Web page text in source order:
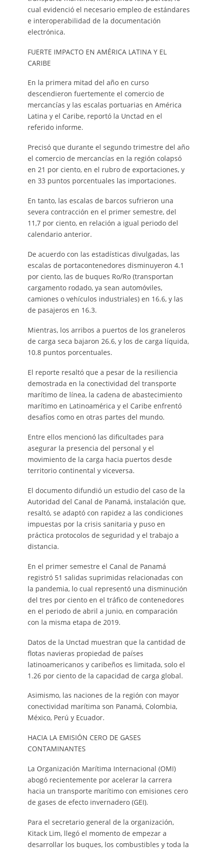
cual evidenció el necesario empleo de estándares
e interoperabilidad de la documentación
electrónica.
FUERTE IMPACTO EN AMÉRICA LATINA Y EL
CARIBE
En la primera mitad del año en curso
descendieron fuertemente el comercio de
mercancías y las escalas portuarias en América
Latina y el Caribe, reportó la Unctad en el
referido informe.
Precisó que durante el segundo trimestre del año
el comercio de mercancías en la región colapsó
en 21 por ciento, en el rubro de exportaciones, y
en 33 puntos porcentuales las importaciones.
En tanto, las escalas de barcos sufrieron una
severa contracción en el primer semestre, del
11,7 por ciento, en relación a igual periodo del
calendario anterior.
De acuerdo con las estadísticas divulgadas, las
escalas de portacontenedores disminuyeron 4.1
por ciento, las de buques Ro/Ro (transportan
cargamento rodado, ya sean automóviles,
camiones o vehículos industriales) en 16.6, y las
de pasajeros en 16.3.
Mientras, los arribos a puertos de los graneleros
de carga seca bajaron 26.6, y los de carga líquida,
10.8 puntos porcentuales.
El reporte resaltó que a pesar de la resiliencia
demostrada en la conectividad del transporte
marítimo de línea, la cadena de abastecimiento
marítimo en Latinoamérica y el Caribe enfrentó
desafíos como en otras partes del mundo.
Entre ellos mencionó las dificultades para
asegurar la presencia del personal y el
movimiento de la carga hacia puertos desde
territorio continental y viceversa.
El documento difundió un estudio del caso de la
Autoridad del Canal de Panamá, instalación que,
resaltó, se adaptó con rapidez a las condiciones
impuestas por la crisis sanitaria y puso en
práctica protocolos de seguridad y el trabajo a
distancia.
En el primer semestre el Canal de Panamá
registró 51 salidas suprimidas relacionadas con
la pandemia, lo cual representó una disminución
del tres por ciento en el tráfico de contenedores
en el periodo de abril a junio, en comparación
con la misma etapa de 2019.
Datos de la Unctad muestran que la cantidad de
flotas navieras propiedad de países
latinoamericanos y caribeños es limitada, solo el
1.26 por ciento de la capacidad de carga global.
Asimismo, las naciones de la región con mayor
conectividad marítima son Panamá, Colombia,
México, Perú y Ecuador.
HACIA LA EMISIÓN CERO DE GASES
CONTAMINANTES
La Organización Marítima Internacional (OMI)
abogó recientemente por acelerar la carrera
hacia un transporte marítimo con emisiones cero
de gases de efecto invernadero (GEI).
Para el secretario general de la organización,
Kitack Lim, llegó el momento de empezar a
desarrollar los buques, los combustibles y toda la